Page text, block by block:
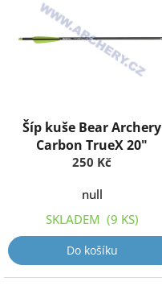
Šíp kuše Bear Archery
Carbon TrueX 20"
250 Kč
null
SKLADEM (9 KS)
Do košíku